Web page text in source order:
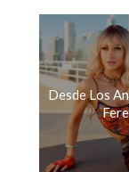
Desde Los